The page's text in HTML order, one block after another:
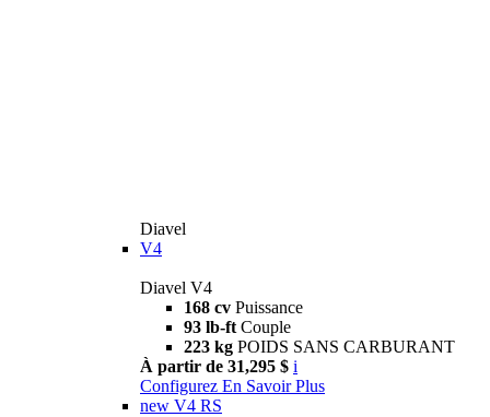
Diavel
V4
Diavel V4
168 cv Puissance
93 lb-ft Couple
223 kg POIDS SANS CARBURANT
À partir de 31,295 $ i
Configurez En Savoir Plus
new V4 RS